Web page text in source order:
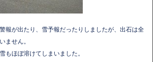
報が出たり、雪予報だったりしましたが、出石は全
ません。
もほぼ溶けてしまいました。